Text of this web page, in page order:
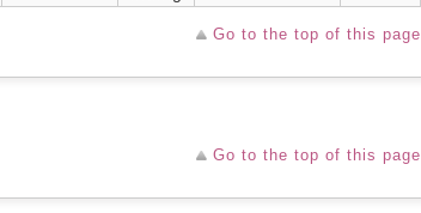
Go to the top of this page
Go to the top of this page